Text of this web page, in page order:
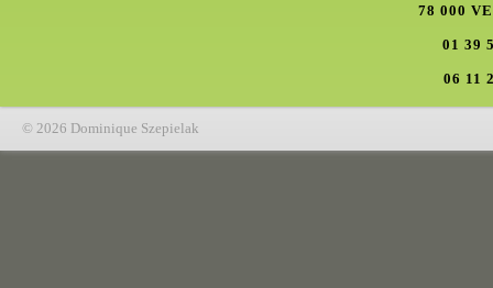
78 000
01 39
06 11
© 2026 Dominique Szepielak